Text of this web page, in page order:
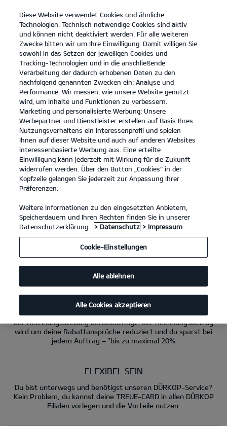
open
menu
KONTAKT
... DÜRKOP TREUECARD
NUR BEI DÜRKOP:
NUTZE DIE VORTEILE DER TREUECARD
BEANTRAGEN
Du beantragst die TREUE-CARD persönlich in deiner DÜRKOP
Filiale. Nach Bearbeitung geht dir dann deine persönliche
TREUE-CARD postalisch zu.
SPAREN
Bei künftigen Serviceaufträgen legst du deine TREUE-CARD bei
Auftragseröffnung vor, deine Rabatte werden dann direkt bei
der Rechnungsstellung berücksichtigt. Der Rechnungsbetrag
wird um deine Rabattansprüche reduziert und du sparst bei
jedem Auftrag – *bis zu maximal 20%
FLEXIBEL SEIN
Du bist unterwegs und benötigst unseren DÜRKOP-Service?
Kein Problem, du kannst deine TREUE-CARD in allen DÜRKOP
Filialen vorlegen und die Vorteile nutzen.
Diese Website verwendet Cookies und ähnliche
Technologien. Technisch notwendige Cookies sind aktiv
und können nicht deaktiviert werden. Für alle weiteren
Zwecke bitten wir um Ihre Einwilligung. Damit willigen Sie
sowohl in das Setzen der jeweiligen Cookies und
Tracking-Technologien und in die anschließende
Verarbeitung der dadurch erhobenen Daten zu den
nachfolgend genannten Zwecken ein: Analyse und
Performance: Wir messen, wie unsere Website genutzt
wird, um Inhalte und Funktionen zu verbessern.
Marketing und personalisierte Werbung: Unsere
Werbepartner und Dienstleister erstellen auf Basis Ihres
Nutzungsverhaltens ein Interessenprofil und spielen
Ihnen auf dieser Website und auch auf anderen Websites
interessenbasierte Werbung aus. Eine erteilte
Einwilligung kann jederzeit mit Wirkung für die Zukunft
widerrufen werden. Über den Button „Cookies“ in der
Kopfzeile gelangen Sie jederzeit zur Anpassung Ihrer
Präferenzen.
Weitere Informationen zu den eingesetzten Anbietern,
Speicherdauern und Ihren Rechten finden Sie in unserer
Datenschutzerklärung.
> Datenschutz > Impressum
Cookie-Einstellungen
Alle ablehnen
Alle Cookies akzeptieren